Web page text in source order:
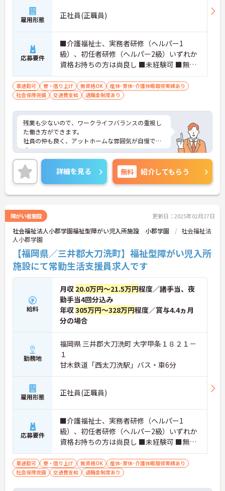
雇用形態 正社員(正職員)
応募要件
■介護福祉士、実務者研修（ヘルパー1
級）、初任者研修（ヘルパー2級）いずれか
資格お持ちの方は尚良し ■未経験可 ■無資
格者可
車通勤可 寮・借り上げ 無資格OK
産休･育休･介護休暇取得実績あり
社会保険完備
交通費支給 退職金制度あり
残業も少ないので、ワークライフバランスの重視し
た働き方ができます。
社員の仲も良く、アットホームな雰囲気が自慢で
す。
ご興味ある方には、面接対策ポイントなど、詳細を
お話しいたしますのでお気軽にご相談ください。
詳細を見る 無料 紹介してもらう
障がい者施設 更新日：2025年02月27日
社会福祉法人小郡学園福祉型障がい児入所施設 小郡学園
社会福祉法
人小郡学園
【福岡県／三井郡大刀洗町】福祉型障がい児入所
施設にて常勤生活支援員求人です
給料
月収 20.0万円～21.5万円程度／諸手当、夜
勤手当4回分込み
年収305万円～328万円程度／賞与4.4ヵ月
分の場合
勤務地
福岡県 三井郡大刀洗町 大字甲条１８２１－
１
甘木鉄道「西太刀洗駅」バス・車6分
雇用形態 正社員(正職員)
応募要件
■介護福祉士、実務者研修（ヘルパー1
級）、初任者研修（ヘルパー2級）いずれか
資格お持ちの方は尚良し ■未経験可 ■無資
格者可
車通勤可 寮・借り上げ 無資格OK
産休･育休･介護休暇取得実績あり
社会保険完備
交通費支給 退職金制度あり